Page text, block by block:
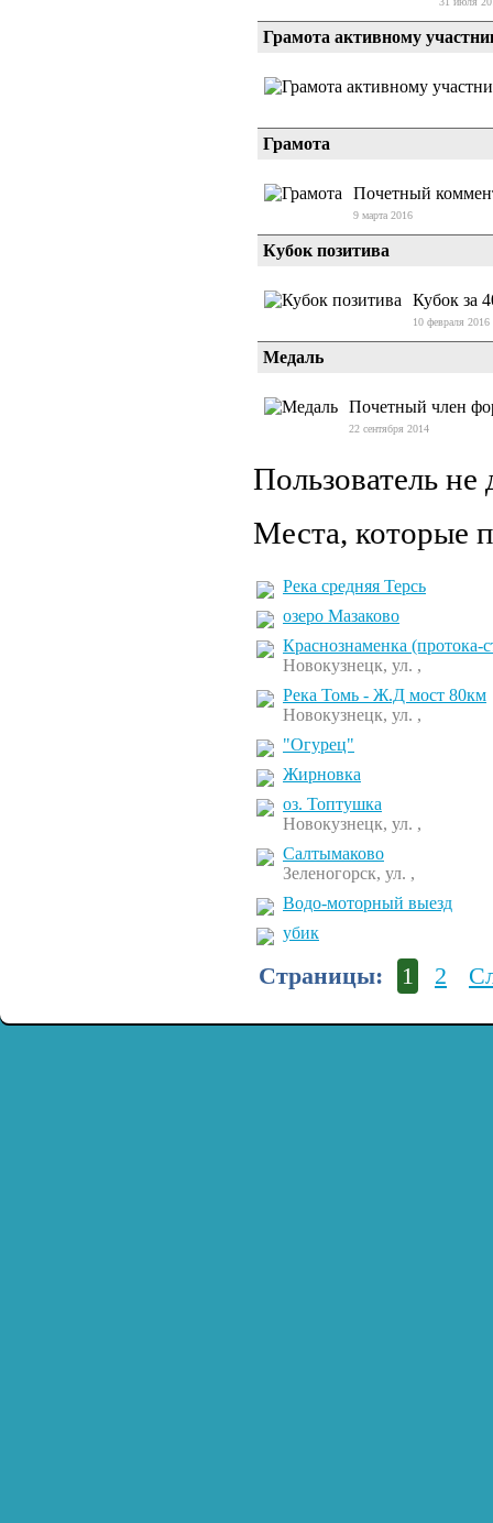
Грамота активному
Грамота
Почетный
9 марта 2016
Кубок позитива
Кубок за
10 февраля 2016
Медаль
Почетный член
22 сентября 2014
Пользователь не
Места, которые
Река средняя Терсь
озеро Мазаково
Краснознаменка (протока-
Новокузнецк, ул. ,
Река Томь - Ж.Д мост 80км
Новокузнецк, ул. ,
"Огурец"
Жирновка
оз. Топтушка
Новокузнецк, ул. ,
Салтымаково
Зеленогорск, ул. ,
Водо-моторный выезд
убик
Страницы: 1 2